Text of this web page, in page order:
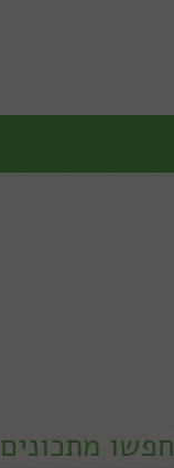
חפשו מתכונים